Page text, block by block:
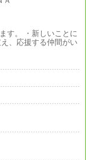
す。 ・新しいことに
、応援する仲間がい